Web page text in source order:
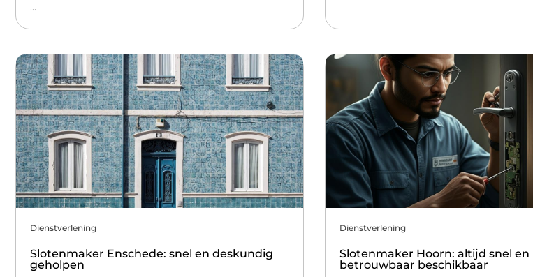
...
Dienstverlening
Slotenmaker Enschede: snel en deskundig
geholpen
Dienstverlening
Slotenmaker Hoorn: altijd snel en
betrouwbaar beschikbaar